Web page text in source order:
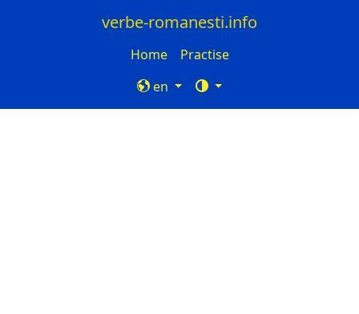
verbe-romanesti.info
Home
Practise
en